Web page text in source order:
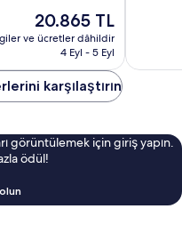
Güncel
fiyat:
20.865 TL
20.865 TL
ve ücretler dâhildir
4 Eyl - 5 Eyl
karşılaştırın
görüntülemek için giriş yapın.
ödül!